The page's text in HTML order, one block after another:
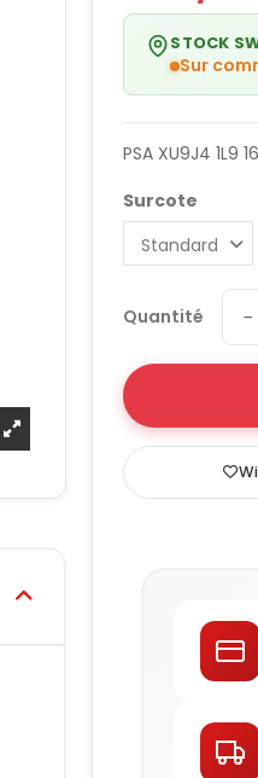
STOCK
Sur
PSA XU9J4 1L9
Surcote
Quantité −